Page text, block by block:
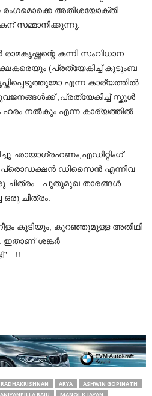
രംഗമൊക്കെ അതിശയോക്തി
സമ്മാനിക്കുന്നു.
രാമകൃഷ്ണന്റെ കന്നി സംവിധാന
(പ്രത്യേകിച്ച് കുടുംബ
എന്ന കാര്യത്തിൽ
,പ്രത്യേകിച്ച് സ്കൂൾ
ഹരം നൽകും എന്ന കാര്യത്തിൽ
ഛായാഗ്രഹണം,എഡിറ്റിംഗ്
എം,പ്രൊഡക്ഷൻ ഡിസൈൻ എന്നിവ
ചിത്രം…പുതുമുഖ താരങ്ങൾ
ഒരു ചിത്രം.
കൂടിയും, കുറഞ്ഞുമുള്ള അതിഥി
ഇതാണ് ശങ്കർ
ARYA
ASHWIN GOPINATH